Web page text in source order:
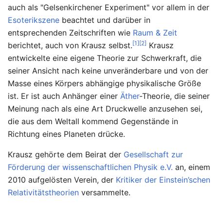
auch als "Gelsenkirchener Experiment" vor allem in der
Esoterikszene beachtet und darüber in
entsprechenden Zeitschriften wie Raum & Zeit
berichtet, auch von Krausz selbst.[1][2] Krausz
entwickelte eine eigene Theorie zur Schwerkraft, die
seiner Ansicht nach keine unveränderbare und von der
Masse eines Körpers abhängige physikalische Größe
ist. Er ist auch Anhänger einer Äther-Theorie, die seiner
Meinung nach als eine Art Druckwelle anzusehen sei,
die aus dem Weltall kommend Gegenstände in
Richtung eines Planeten drücke.
Krausz gehörte dem Beirat der Gesellschaft zur
Förderung der wissenschaftlichen Physik e.V. an, einem
2010 aufgelösten Verein, der Kritiker der Einstein’schen
Relativitätstheorien versammelte.